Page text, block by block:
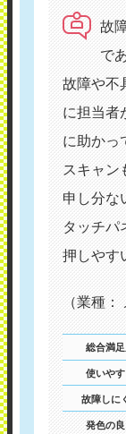
故
で
故障や不
に担当者
に助かっ
スキャン
申し分な
タッチパ
押しやす
（業種：
総合満
使いやす
故障しに
発色の